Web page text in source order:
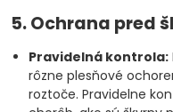
5. Ochrana pred
Pravidelná kontrola:
rôzne plesňové
roztoče. Pravidelne